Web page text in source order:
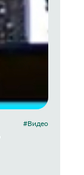
#Видео